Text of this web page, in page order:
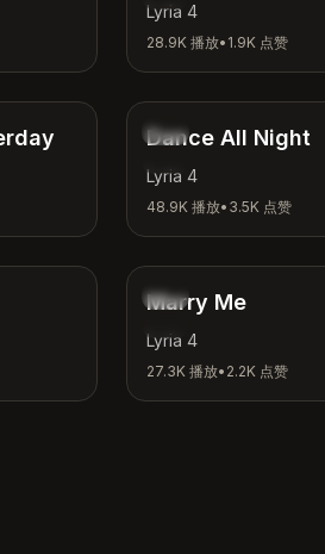
Lyria 4
28.9K 播放• 1.9K 点赞
4:00
舞曲
Dance All Night
Lyria 4
48.9K 播放• 3.5K 点赞
2:53
浪漫
Marry Me
Lyria 4
27.3K 播放• 2.2K 点赞